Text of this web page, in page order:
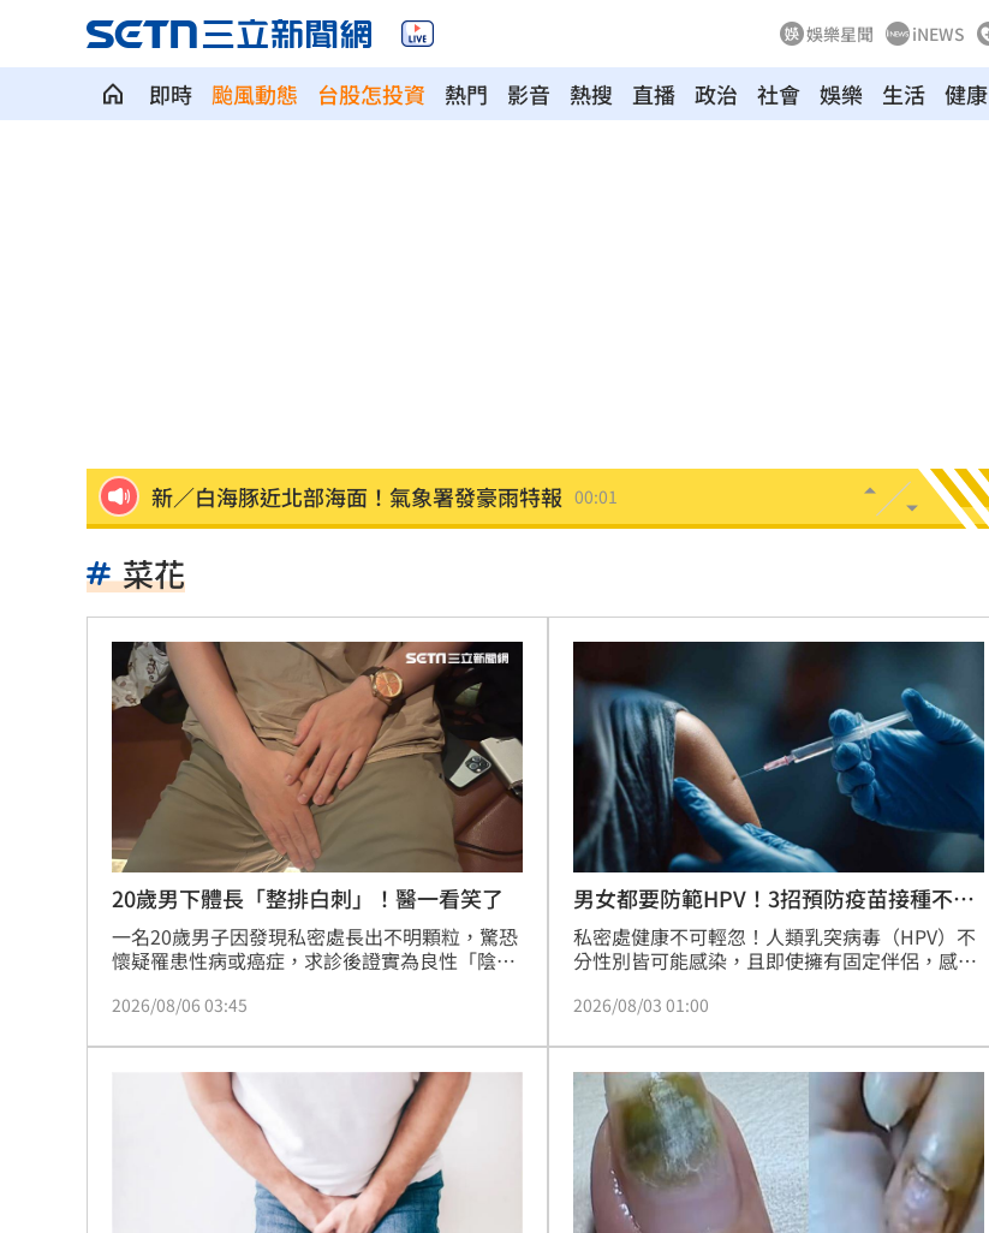
娛樂星聞 iNEWS
即時 颱風動態 台股怎投資 熱門 影音 熱搜 直播 政治 社會 娛樂 生活 健康
新／白海豚近北部海面！氣象署發豪雨特報 00:01
費仔確定成自由球員 下一步動向引人關注
米蘭達離婚奧蘭多布魯13年！罕談前夫互動 23:40
美制裁杜拜加密幣交所！控助伊朗革命衛隊 23:37
美就業數據爆冷 這信號Fed升息警報降溫 23:34
梅西父親病逝享壽68歲 一路陪伴兒闖足壇 23:31
5登山客2025年雪崩失蹤 尼泊爾尋獲遺體 23:29
喝錯傷身！營養師整理喝咖啡「7大守則」 23:27
美：東南亞詐騙園區多由中國背景組織主導 23:25
拆監獄家書見「叫別人老婆」人妻氣炸
ETF存到2千萬退休！他因1封信重回職場 23:21
社宅包租爆糾紛 房客控業者硬闖屋內趕人 23:16
菜花
20歲男下體長「整排白刺」！醫一看笑了
一名20歲男子因發現私密處長出不明顆粒，驚恐
懷疑罹患性病或癌症，求診後證實為良性「陰莖
常見於龜頭冠狀溝，排列整齊，且非性病、不具
需治療，但部分男性為避免伴侶誤解仍會選擇雷
射處理。醫師提醒，私密處顆粒難以自行判斷，
若出現異狀，應儘速就醫檢查，以排除菜花或傳
染性軟疣等風險，確保健康。
2026/08/06 03:45
男女都要防範HPV！3招預防疫苗接種不可
少
私密處健康不可輕忽！人類乳突病毒（HPV）不
分性別皆可能感染，且即使擁有固定伴侶，感染
目前無法治癒，唯有預防最重要。除了全程使用
HPV疫苗更是關鍵。陳醫師提醒，男性同樣需施
打，不僅可預防菜花、口咽癌、頭頸癌等疾病，
更能避免成為病毒傳播者，對伴侶負起健康責
任。目前衛福部核准二價、四價及九價疫苗，其
中九價疫苗防護範圍最廣，建議男女皆可諮詢醫
師接種，建立長期免疫防禦，有效降低終身感染
風險，守護彼此的私密健康與幸福。
2026/08/03 01:00